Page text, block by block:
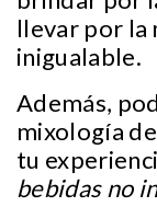
llevar por la
inigualable.
Además,
mixología
tu
bebidas no